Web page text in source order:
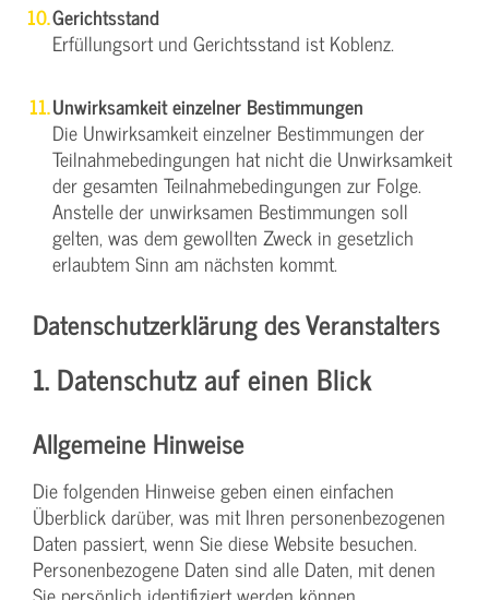
Gerichtsstand
Erfüllungsort und Gerichtsstand ist Koblenz.
Unwirksamkeit einzelner Bestimmungen
Die Unwirksamkeit einzelner Bestimmungen der
Teilnahmebedingungen hat nicht die Unwirksamkeit
der gesamten Teilnahmebedingungen zur Folge.
Anstelle der unwirksamen Bestimmungen soll
gelten, was dem gewollten Zweck in gesetzlich
erlaubtem Sinn am nächsten kommt.
Datenschutzerklärung des Veranstalters
1. Datenschutz auf einen Blick
Allgemeine Hinweise
Die folgenden Hinweise geben einen einfachen
Überblick darüber, was mit Ihren personenbezogenen
Daten passiert, wenn Sie diese Website besuchen.
Personenbezogene Daten sind alle Daten, mit denen